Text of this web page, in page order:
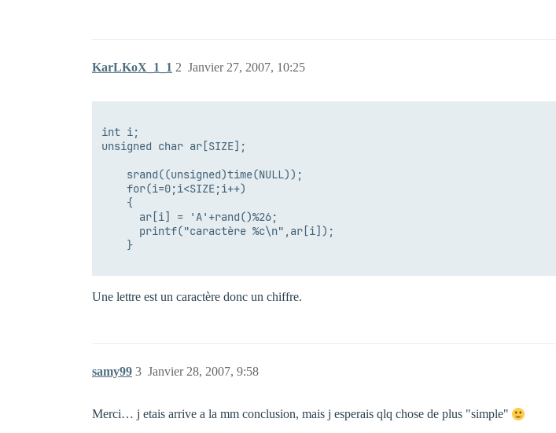
KarLKoX_1_1 Janvier 27, 2007, 10:25
2
int i;
unsigned char ar[SIZE];
    srand((unsigned)time(NULL));
    for(i=0;i<SIZE;i++)
    {
      ar[i] = 'A'+rand()%26;
      printf("caractère %c\n",ar[i]);
    }
Une lettre est un caractère donc un chiffre.
samy99 Janvier 28, 2007, 9:58
3
Merci… j etais arrive a la mm conclusion, mais j esperais qlq chose de plus "simple"